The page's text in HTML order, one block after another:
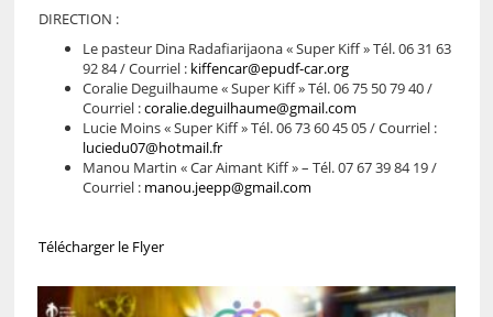
DIRECTION :
Le pasteur Dina Radafiarijaona « Super Kiff » Tél. 06 31 63
92 84 / Courriel : kiffencar@epudf-car.org
Coralie Deguilhaume « Super Kiff » Tél. 06 75 50 79 40 /
Courriel :coralie.deguilhaume@gmail.com
Lucie Moins « Super Kiff » Tél. 06 73 60 45 05 / Courriel :
luciedu07@hotmail.fr
Manou Martin « Car Aimant Kiff » – Tél. 07 67 39 84 19 /
Courriel : manou.jeepp@gmail.com
Télécharger le Flyer